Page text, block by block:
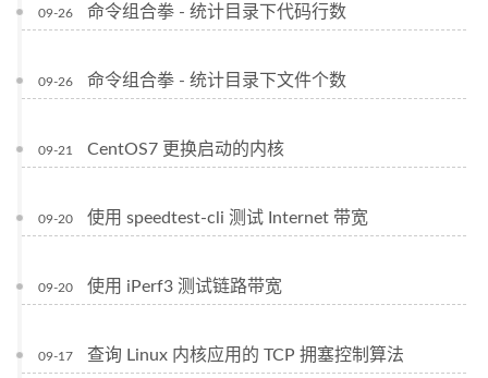
09-26 命令组合拳 - 统计目录下代码行数
09-26 命令组合拳 - 统计目录下文件个数
09-21 CentOS7 更换启动的内核
09-20 使用 speedtest-cli 测试 Internet 带宽
09-20 使用 iPerf3 测试链路带宽
09-17 查询 Linux 内核应用的 TCP 拥塞控制算法